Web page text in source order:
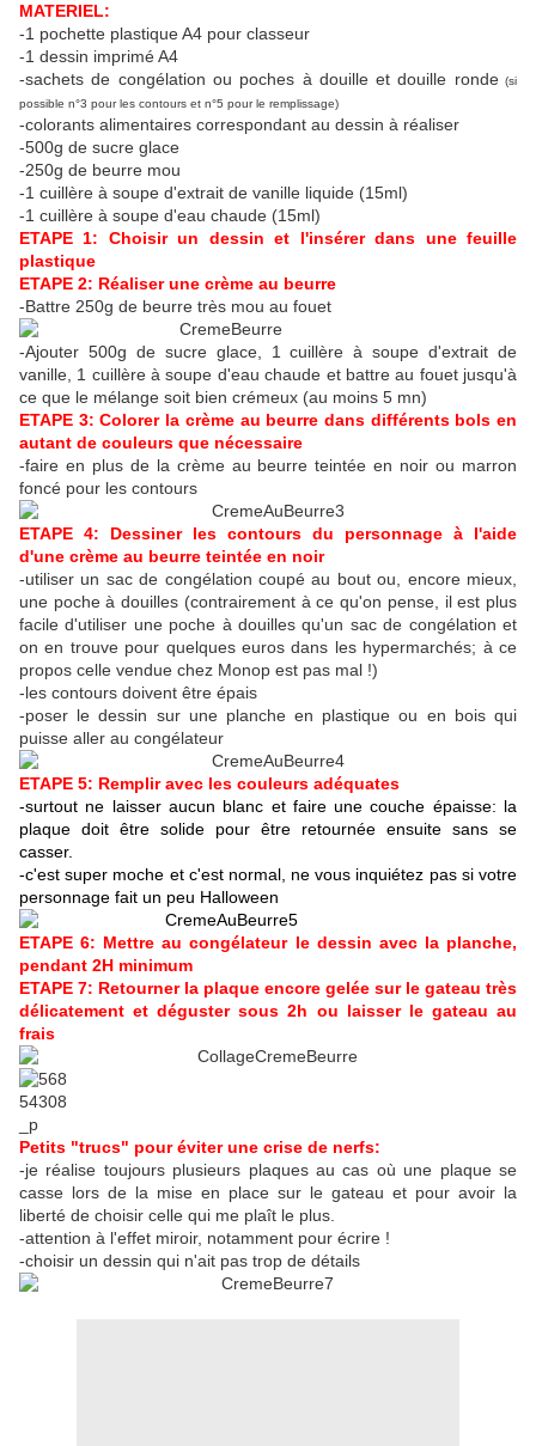
MATERIEL:
-1 pochette plastique A4 pour classeur
-1 dessin imprimé A4
-sachets de congélation ou poches à douille et douille ronde(si
possible n°3 pour les contours et n°5 pour le remplissage)
-colorants alimentaires correspondant au dessin à réaliser
-500g de sucre glace
-250g de beurre mou
-1 cuillère à soupe d'extrait de vanille liquide (15ml)
-1 cuillère à soupe d'eau chaude (15ml)
ETAPE 1: Choisir un dessin et l'insérer dans une feuille
plastique
ETAPE 2: Réaliser une crème au beurre
-Battre 250g de beurre très mou au fouet
-Ajouter 500g de sucre glace, 1 cuillère à soupe d'extrait de
vanille, 1 cuillère à soupe d'eau chaude et battre au fouet jusqu'à
ce que le mélange soit bien crémeux (au moins 5 mn)
ETAPE 3: Colorer la crème au beurre dans différents bols en
autant de couleurs que nécessaire
-faire en plus de la crème au beurre teintée en noir ou marron
foncé pour les contours
ETAPE 4: Dessiner les contours du personnage à l'aide
d'une crème au beurre teintée en noir
-utiliser un sac de congélation coupé au bout ou, encore mieux,
une poche à douilles (contrairement à ce qu'on pense, il est plus
facile d'utiliser une poche à douilles qu'un sac de congélation et
on en trouve pour quelques euros dans les hypermarchés; à ce
propos celle vendue chez Monop est pas mal !)
-les contours doivent être épais
-poser le dessin sur une planche en plastique ou en bois qui
puisse aller au congélateur
ETAPE 5: Remplir avec les couleurs adéquates
-surtout ne laisser aucun blanc et faire une couche épaisse: la
plaque doit être solide pour être retournée ensuite sans se
casser.
-c'est super moche et c'est normal, ne vous inquiétez pas si votre
personnage fait un peu Halloween
ETAPE 6: Mettre au congélateur le dessin avec la planche,
pendant 2H minimum
ETAPE 7: Retourner la plaque encore gelée sur le gateau très
délicatement et déguster sous 2h ou laisser le gateau au
frais
Petits "trucs" pour éviter une crise de nerfs:
-je réalise toujours plusieurs plaques au cas où une plaque se
casse lors de la mise en place sur le gateau et pour avoir la
liberté de choisir celle qui me plaît le plus.
-attention à l'effet miroir, notamment pour écrire !
-choisir un dessin qui n'ait pas trop de détails